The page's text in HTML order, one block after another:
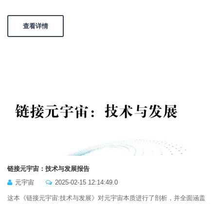
查看详情
链接元宇宙：技术与发展报告
元宇宙
2025-02-15 12:14:49.0
这本《链接元宇宙:技术与发展》对元宇宙本质进行了剖析，并全面涵盖